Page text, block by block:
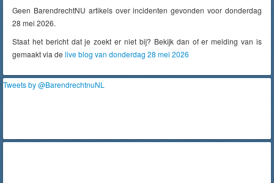
Geen BarendrechtNU artikels over incidenten gevonden voor donderdag
28 mei 2026.
Staat het bericht dat je zoekt er niet bij? Bekijk dan of er melding van is
gemaakt via de live blog van donderdag 28 mei 2026
Tweets by @BarendrechtnuNL